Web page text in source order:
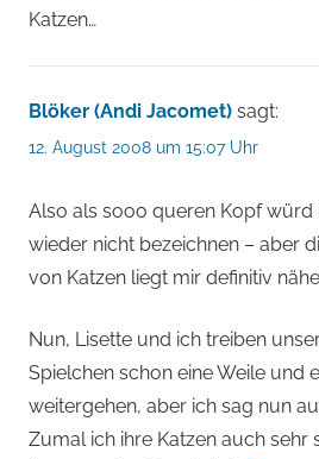
Katzen…
Blöker (Andi Jacomet) sagt:
12. August 2008 um 15:07 Uhr
Also als sooo queren Kopf würd
wieder nicht bezeichnen – aber
von Katzen liegt mir definitiv
Nun, Lisette und ich treiben
Spielchen schon eine Weile und
weitergehen, aber ich sag nun
Zumal ich ihre Katzen auch sehr